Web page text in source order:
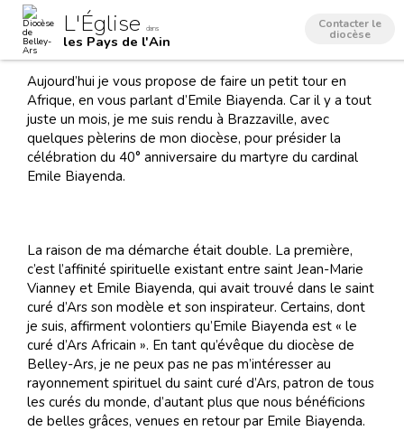
contenu.
navigation
Outils
personnels
L'Église dans
les Pays de l'Ain
Contacter le
diocèse
Aujourd’hui je vous propose de faire un petit tour en
Afrique, en vous parlant d’Emile Biayenda. Car il y a tout
juste un mois, je me suis rendu à Brazzaville, avec
quelques pèlerins de mon diocèse, pour présider la
célébration du 40° anniversaire du martyre du cardinal
Emile Biayenda.
La raison de ma démarche était double. La première,
c’est l’affinité spirituelle existant entre saint Jean-Marie
Vianney et Emile Biayenda, qui avait trouvé dans le saint
curé d’Ars son modèle et son inspirateur. Certains, dont
je suis, affirment volontiers qu’Emile Biayenda est « le
curé d’Ars Africain ». En tant qu’évêque du diocèse de
Belley-Ars, je ne peux pas ne pas m’intéresser au
rayonnement spirituel du saint curé d’Ars, patron de tous
les curés du monde, d’autant plus que nous bénéficions
de belles grâces, venues en retour par Emile Biayenda.